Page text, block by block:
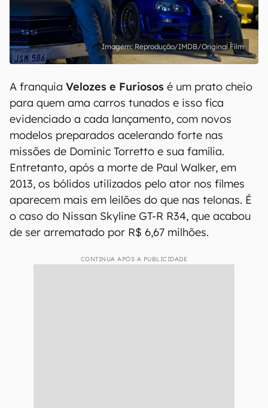
Reprodução/IMDB/Original Film
A franquia Velozes e Furiosos é um prato cheio
para quem ama carros tunados e isso fica
evidenciado a cada lançamento, com novos
modelos preparados acelerando forte nas
missões de Dominic Torretto e sua família.
Entretanto, após a morte de Paul Walker, em
2013, os bólidos utilizados pelo ator nos filmes
aparecem mais em leilões do que nas telonas. É
o caso do Nissan Skyline GT-R R34, que acabou
de ser arrematado por R$ 6,67 milhões.
CONTINUA APÓS A PUBLICIDADE